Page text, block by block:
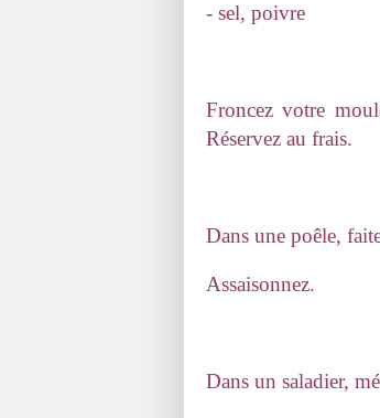
- sel, poivre
Froncez votre
Réservez au frais.
Dans une poêle,
Assaisonnez.
Dans un saladier,